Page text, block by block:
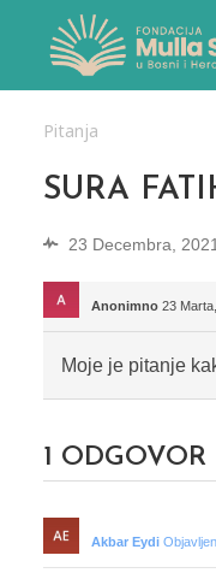
Pitanja
SURA
23 Decembra,
Anonimno 23
Moje je pitanje
1 ODGOVOR
Akbar Eydi